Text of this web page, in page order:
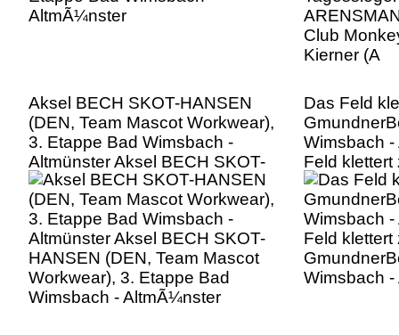
Aksel BECH SKOT-HANSEN
(DEN, Team Mascot Workwear),
3. Etappe Bad Wimsbach -
Altmünster Aksel BECH SKOT-
HANSEN (DEN, Team Mascot
Workwear), 3. Etappe Bad
Wimsbach - AltmÃ¼nster
Das Feld
Wimsbach -
Feld klettert
Wimsbach